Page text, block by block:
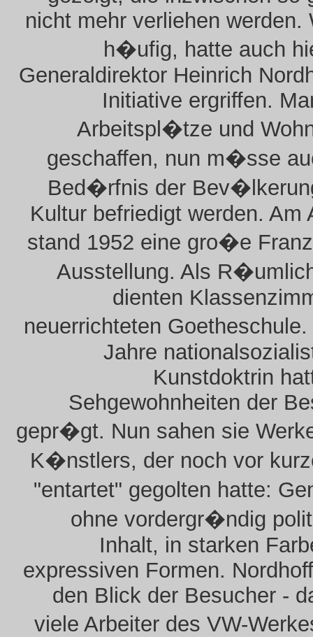
nicht mehr verliehen werden.
h�ufig, hatte auch
Generaldirektor Heinrich
Initiative ergriffen.
Arbeitspl�tze und
geschaffen, nun m�sse
Bed�rfnis der
Kultur befriedigt werden. Am
stand 1952 eine gro�e
Ausstellung. Als
dienten
neuerrichteten
Jahre
Kunstdoktrin
Sehgewohnheiten der
gepr�gt. Nun sahen sie
K�nstlers, der noch vor
"entartet" gegolten hatte:
ohne vordergr�ndig
Inhalt, in starken
expressiven Formen.
den Blick der Besucher -
viele Arbeiter des VW-